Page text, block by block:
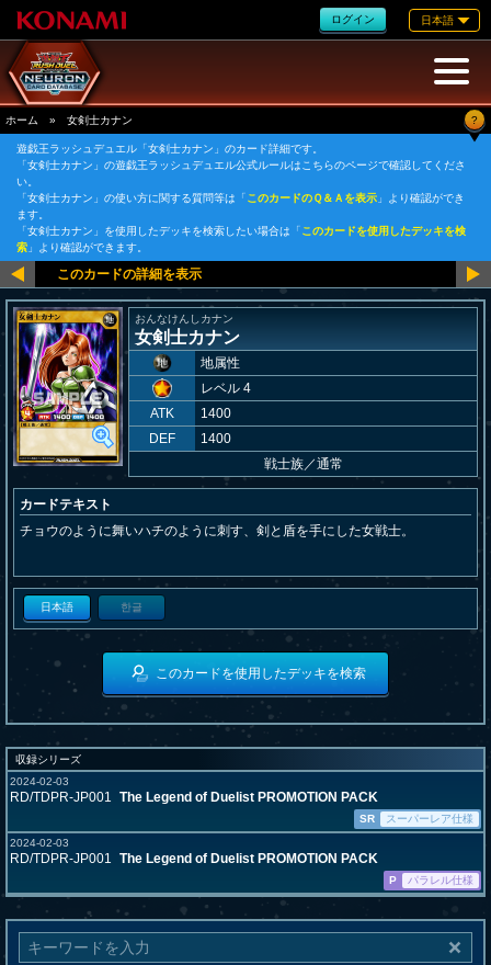
ログイン 日本語
ホーム » 女剣士カナン ?
遊戯王ラッシュデュエル「女剣士カナン」のカード詳細です。
「女剣士カナン」の遊戯王ラッシュデュエル公式ルールはこちらのページで確認してくださ
い。
「女剣士カナン」の使い方に関する質問等は「このカードのＱ＆Ａを表示 」より確認ができ
ます。
「女剣士カナン」を使用したデッキを検索したい場合は「このカードを使用したデッキを検
索 」より確認ができます。
おんなけんしカナン
女剣士カナン
地属性
レベル 4
ATK
1400
DEF
1400
戦士族／通常
カードテキスト
チョウのように舞いハチのように刺す、剣と盾を手にした女戦士。
日本語 한글
このカードを使用したデッキを検索
収録シリーズ
2024-02-03
RD/TDPR-JP001 The Legend of Duelist PROMOTION PACK
SR
スーパーレア仕様
2024-02-03
RD/TDPR-JP001 The Legend of Duelist PROMOTION PACK
P パラレル仕様